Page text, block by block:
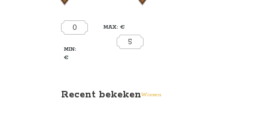
0
MIN:
€
MAX: €
5
Recent bekekenWissen